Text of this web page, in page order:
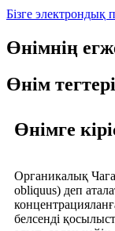
Бізге электрондық
Өнімнің
Өнім тегтері
Өнімге
Органикалық
obliquus) деп
белсенді